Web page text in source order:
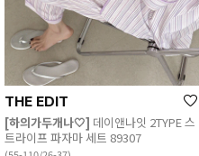
EVERY, SAY
인플루언서 PICK한 지금 꼭 필요한 장마룩!
THE EDIT
[하의가두개나🤍] 데이앤나잇 2TYPE 스
트라이프 파자마 세트 89307